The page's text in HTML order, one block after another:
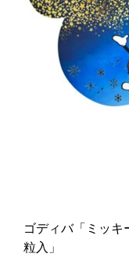
ゴディバ「ミッ
粒入」